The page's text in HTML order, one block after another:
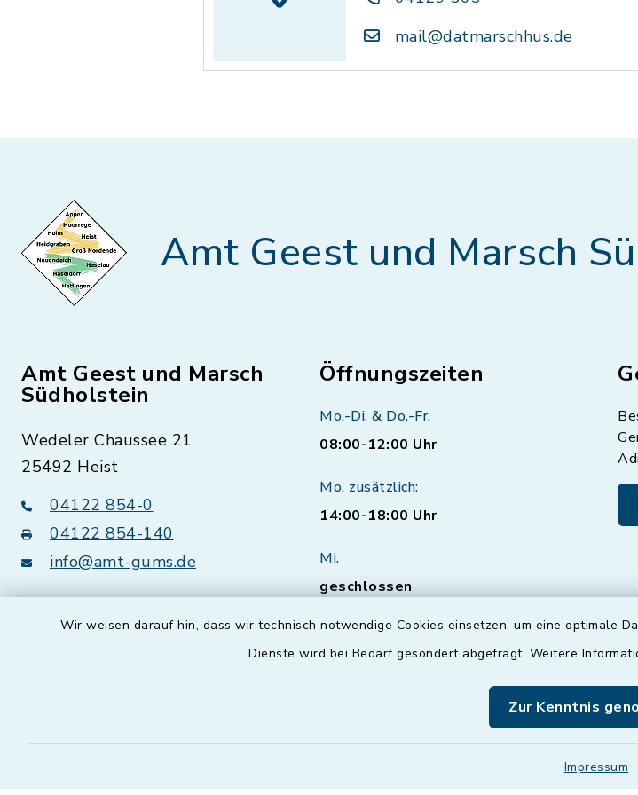
Wir weisen darauf hin, dass wir technisch notwendige Cookies einsetzen, um eine optimale
Dienste wird bei Bedarf gesondert abgefragt. Weitere
Zur Kenntnis
Impressum
mail@datmarschhus.de
Amt Geest und Marsch
Amt Geest und Marsch
Südholstein
Wedeler Chaussee 21
25492 Heist
04122 854-0
04122 854-140
info@amt-gums.de
Öffnungszeiten
Mo.-Di. & Do.-Fr.
08:00-12:00 Uhr
Mo. zusätzlich:
14:00-18:00 Uhr
Mi.
geschlossen
Sprechzeiten für den Bereich
vorheriger
Terminvereinbarung
Natürlich können Sie auch gerne
Öffnungszeiten mit uns